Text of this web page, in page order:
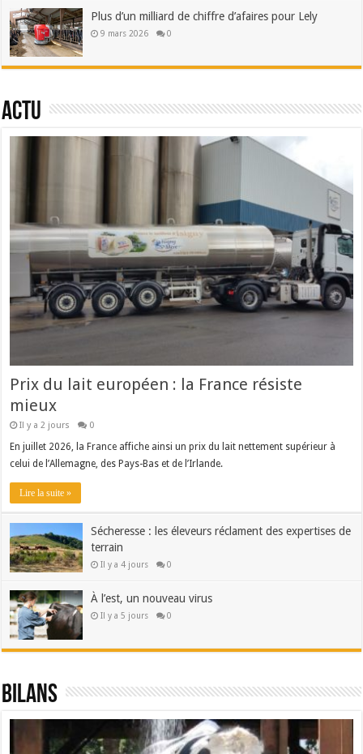
Plus d’un milliard de chiffre d’afaires pour Lely
9 mars 2026 0
Actu
Prix du lait européen : la France résiste
mieux
Il y a 2 jours 0
En juillet 2026, la France affiche ainsi un prix du lait nettement supérieur à
celui de l’Allemagne, des Pays-Bas et de l’Irlande.
Lire la suite »
Sécheresse : les éleveurs réclament des expertises de
terrain
Il y a 4 jours 0
À l’est, un nouveau virus
Il y a 5 jours 0
Bilans